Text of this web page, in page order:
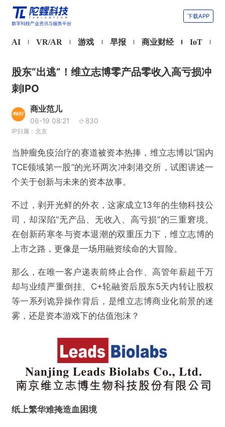
下载APP
AI VR/AR 游戏 早报 商业财经 IoT
股东“出逃”！维立志博零产品零收入高亏损冲
刺IPO
商业范儿
06-19 08:21 830
IP归属：北京
当肿瘤免疫治疗的赛道被资本热捧，维立志博以“国内
TCE领域第一股”的光环两次冲刺港交所，试图讲述一
个关于创新与未来的资本故事。
不过，剥开光鲜的外衣，这家成立13年的生物科技公
司，却深陷“无产品、无收入、高亏损”的三重窘境。
在创新药寒冬与资本退潮的双重压力下，维立志博的
上市之路，更像是一场用融资续命的大冒险。
那么，在唯一客户递表前终止合作、高管年薪超千万
却与业绩严重倒挂、C+轮融资后股东5天内转让股权
等一系列诡异操作背后，是维立志博商业化前景的迷
雾，还是资本游戏下的估值泡沫？
纸上繁华难掩造血困境